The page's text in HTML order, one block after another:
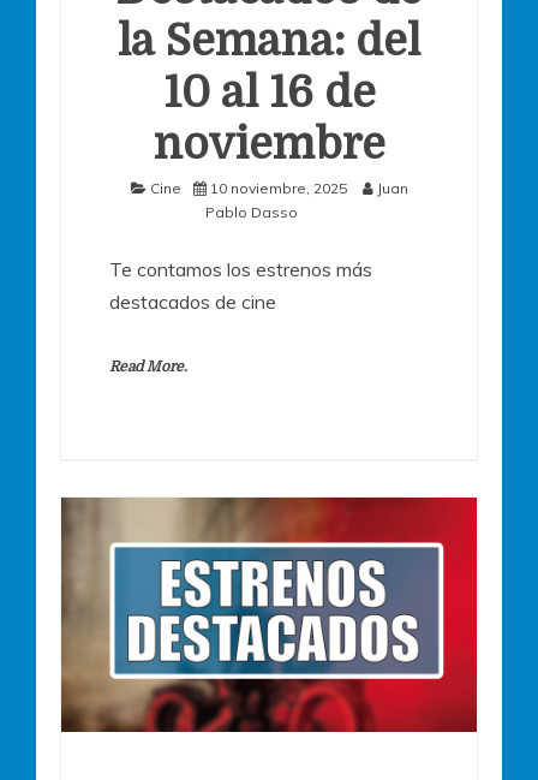
la Semana: del
10 al 16 de
noviembre
Cine 10 noviembre, 2025
Juan
Pablo Dasso
Te contamos los estrenos más
destacados de cine
Read More.